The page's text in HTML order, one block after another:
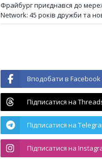
Фрайбург приєднався до
Network: 45 років дружби та
Вподобати в Facebook
Підписатися на
Підписатися на
Підписатися на